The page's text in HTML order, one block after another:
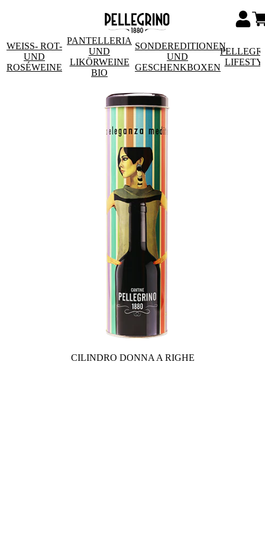
WEISS- ROT- U
ND R
OSÉWEINE
PANTELLERIA
UND
LIKÖRWEINE
BIO
SONDEREDITIONEN
UND
GESCHENKBOXEN
CILINDRO DONNA A RIGHE